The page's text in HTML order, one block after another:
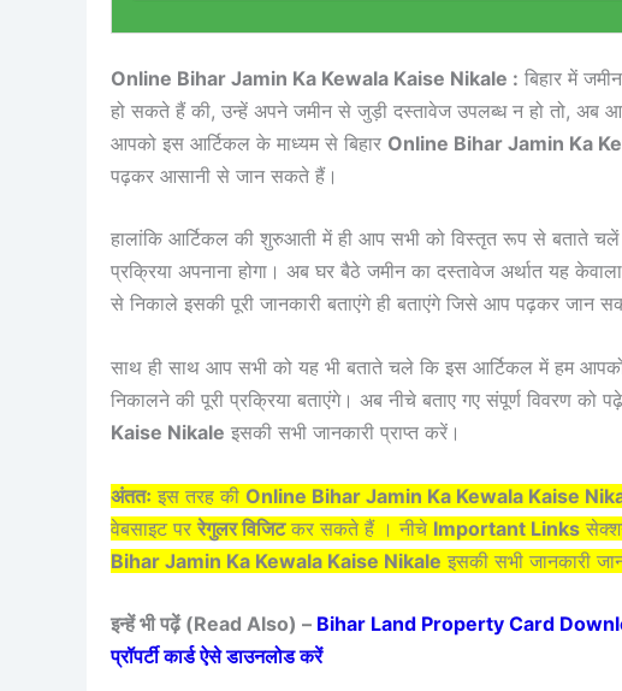
Online Bihar Jamin Ka Kewala Kaise Nikale : बिहार में
हो सकते हैं की, उन्हें अपने जमीन से जुड़ी दस्तावेज उपलब्ध न हो तो, अब
आपको इस आर्टिकल के माध्यम से बिहार Online Bihar Jamin Ka
पढ़कर आसानी से जान सकते हैं।
हालांकि आर्टिकल की शुरुआती में ही आप सभी को विस्तृत रूप से बताते
प्रक्रिया अपनाना होगा। अब घर बैठे जमीन का दस्तावेज अर्थात यह
से निकाले इसकी पूरी जानकारी बताएंगे ही बताएंगे जिसे आप पढ़कर जान
साथ ही साथ आप सभी को यह भी बताते चले कि इस आर्टिकल में हम
निकालने की पूरी प्रक्रिया बताएंगे। अब नीचे बताए गए संपूर्ण विवरण को
Kaise Nikale इसकी सभी जानकारी प्राप्त करें।
अंततः इस तरह की Online Bihar Jamin Ka Kewala Kaise
वेबसाइट पर रेगुलर विजिटकर सकते हैं । नीचे Important Links
Bihar Jamin Ka Kewala Kaise Nikale इसकी सभी जानकारी
इन्हें भी पढ़ें (Read Also) – Bihar Land Property Card
प्रॉपर्टी कार्ड ऐसे डाउनलोड करें